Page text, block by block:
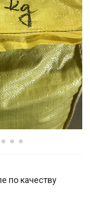
по качеству